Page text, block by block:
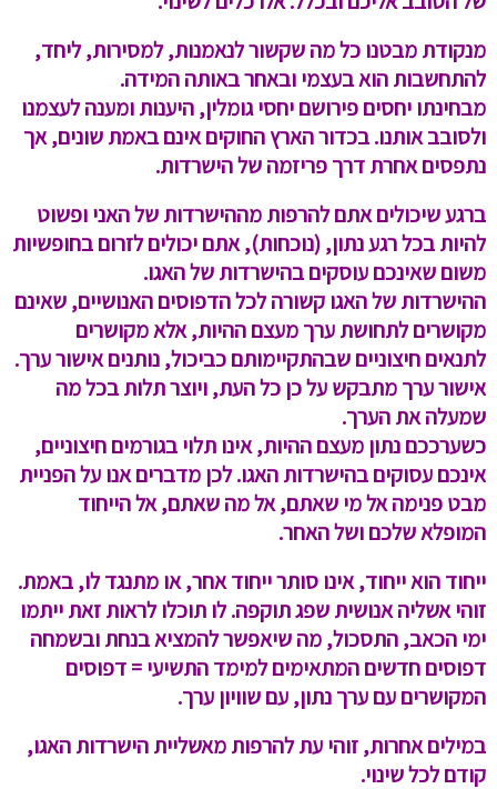
מנקודת מבטנו כל מה שקשור לנאמנות, למסירות, ליחד,
להתחשבות הוא בעצמי ובאחר באותה המידה.
מבחינתו יחסים פירושם יחסי גומלין, היענות ומענה לעצמנו
ולסובב אותנו. בכדור הארץ החוקים אינם באמת שונים, אך
נתפסים אחרת דרך פריזמה של הישרדות.
ברגע שיכולים אתם להרפות מההישרדות של האני ופשוט
להיות בכל רגע נתון, (נוכחות), אתם יכולים לזרום בחופשיות
משום שאינכם עוסקים בהישרדות של האגו.
ההישרדות של האגו קשורה לכל הדפוסים האנושיים, שאינם
מקושרים לתחושת ערך מעצם ההיות, אלא מקושרים
לתנאים חיצוניים שבהתקיימותם כביכול, נותנים אישור ערך.
אישור ערך מתבקש על כן כל העת, ויוצר תלות בכל מה
שמעלה את הערך.
כשערככם נתון מעצם ההיות, אינו תלוי בגורמים חיצוניים,
אינכם עסוקים בהישרדות האגו. לכן מדברים אנו על הפניית
מבט פנימה אל מי שאתם, אל מה שאתם, אל הייחוד
המופלא שלכם ושל האחר.
ייחוד הוא ייחוד, אינו סותר ייחוד אחר, או מתנגד לו, באמת.
זוהי אשליה אנושית שפג תוקפה. לו תוכלו לראות זאת ייתמו
ימי הכאב, התסכול, מה שיאפשר להמציא בנחת ובשמחה
דפוסים חדשים המתאימים למימד התשיעי = דפוסים
המקושרים עם ערך נתון, עם שוויון ערך.
במילים אחרות, זוהי עת להרפות מאשליית הישרדות האגו,
קודם לכל שינוי.